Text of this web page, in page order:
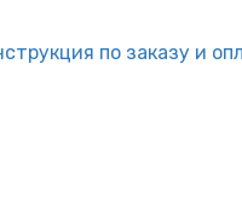
по заказу и